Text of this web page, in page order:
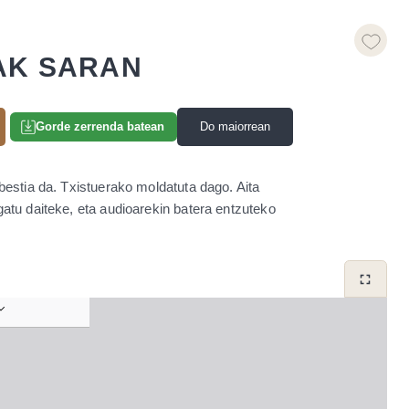
SARAN
Gorde zerrenda batean Do maiorrean
da. Txistuerako moldatuta dago. Aita
daiteke, eta audioarekin batera entzuteko